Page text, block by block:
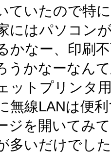
ていたので特
にはパソコン
かなー、印刷
うかなーなん
ットプリンタ
無線LANは便
ジを開いてみ
多いだけでし